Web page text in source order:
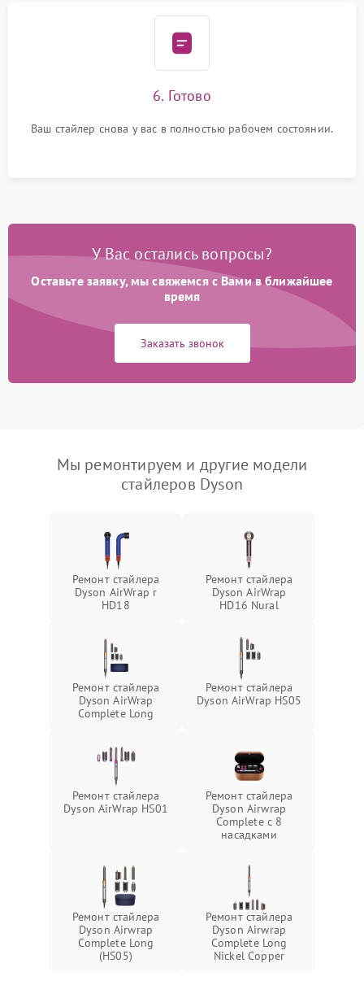
6. Готово
Ваш стайлер снова у вас в полностью рабочем состоянии.
У Вас остались вопросы?
Оставьте заявку, мы свяжемся с Вами в ближайшее
время
Заказать звонок
Мы ремонтируем и другие модели
стайлеров Dyson
Ремонт стайлера
Dyson AirWrap r
HD18
Ремонт стайлера
Dyson AirWrap
HD16 Nural
Ремонт стайлера
Dyson AirWrap
Complete Long
Ремонт стайлера
Dyson AirWrap HS05
Ремонт стайлера
Dyson AirWrap HS01
Ремонт стайлера
Dyson Airwrap
Complete с 8
насадками
Ремонт стайлера
Dyson Airwrap
Complete Long
(HS05)
Ремонт стайлера
Dyson Airwrap
Complete Long
Nickel Copper